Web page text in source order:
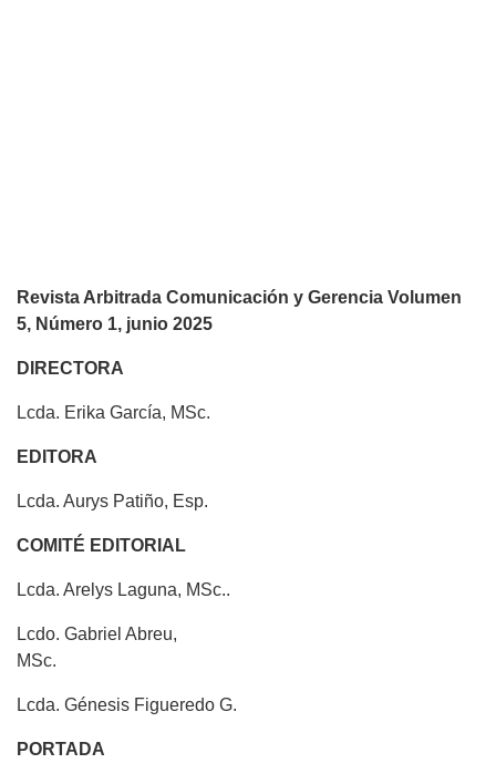
Revista Arbitrada Comunicación y Gerencia Volumen
5, Número 1, junio 2025
DIRECTORA
Lcda. Erika García, MSc.
EDITORA
Lcda. Aurys Patiño, Esp.
COMITÉ EDITORIAL
Lcda. Arelys Laguna, MSc..
Lcdo. Gabriel Abreu,
MSc.
Lcda. Génesis Figueredo G.
PORTADA